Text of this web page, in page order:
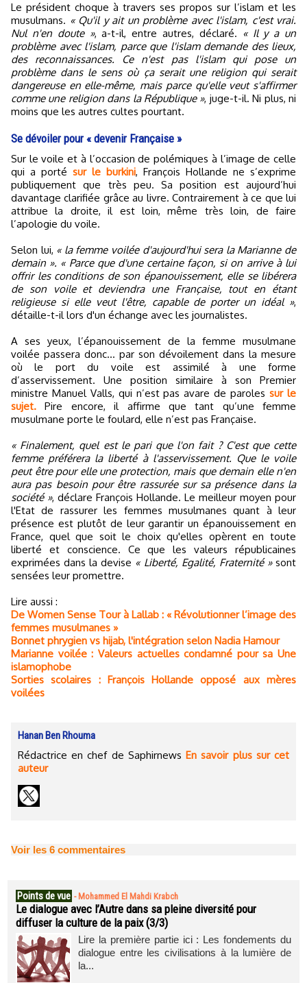
Le président choque à travers ses propos sur l’islam et les
musulmans. « Qu'il y ait un problème avec l'islam, c'est vrai.
Nul n'en doute », a-t-il, entre autres, déclaré. « Il y a un
problème avec l'islam, parce que l'islam demande des lieux,
des reconnaissances. Ce n'est pas l'islam qui pose un
problème dans le sens où ça serait une religion qui serait
dangereuse en elle-même, mais parce qu'elle veut s'affirmer
comme une religion dans la République », juge-t-il. Ni plus, ni
moins que les autres cultes pourtant.
Se dévoiler pour « devenir Française »
Sur le voile et à l’occasion de polémiques à l’image de celle
qui a porté sur le burkini, François Hollande ne s’exprime
publiquement que très peu. Sa position est aujourd’hui
davantage clarifiée grâce au livre. Contrairement à ce que lui
attribue la droite, il est loin, même très loin, de faire
l’apologie du voile.
Selon lui, « la femme voilée d'aujourd'hui sera la Marianne de
demain ». « Parce que d'une certaine façon, si on arrive à lui
offrir les conditions de son épanouissement, elle se libérera
de son voile et deviendra une Française, tout en étant
religieuse si elle veut l'être, capable de porter un idéal »,
détaille-t-il lors d'un échange avec les journalistes.
A ses yeux, l’épanouissement de la femme musulmane
voilée passera donc... par son dévoilement dans la mesure
où le port du voile est assimilé à une forme
d’asservissement. Une position similaire à son Premier
ministre Manuel Valls, qui n’est pas avare de parolessur le
sujet. Pire encore, il affirme que tant qu’une femme
musulmane porte le foulard, elle n’est pas Française.
« Finalement, quel est le pari que l'on fait ? C'est que cette
femme préférera la liberté à l'asservissement. Que le voile
peut être pour elle une protection, mais que demain elle n'en
aura pas besoin pour être rassurée sur sa présence dans la
société », déclare François Hollande. Le meilleur moyen pour
l'Etat de rassurer les femmes musulmanes quant à leur
présence est plutôt de leur garantir un épanouissement en
France, quel que soit le choix qu'elles opèrent en toute
liberté et conscience. Ce que les valeurs républicaines
exprimées dans la devise « Liberté, Egalité, Fraternité »sont
sensées leur promettre.
Lire aussi :
De Women Sense Tour à Lallab : « Révolutionner l’image des
femmes musulmanes »
Bonnet phrygien vs hijab, l'intégration selon Nadia Hamour
Marianne voilée : Valeurs actuelles condamné pour sa Une
islamophobe
Sorties scolaires : François Hollande opposé aux mères
voilées
Hanan Ben Rhouma
Rédactrice en chef de SaphirnewsEn savoir plus sur cet
auteur
Voir les 6 commentaires
Points de vue - Mohammed El Mahdi Krabch
Le dialogue avec l’Autre dans sa pleine diversité pour
diffuser la culture de la paix (3/3)
Lire la première partie ici : Les fondements du
dialogue entre les civilisations à la lumière de
la...